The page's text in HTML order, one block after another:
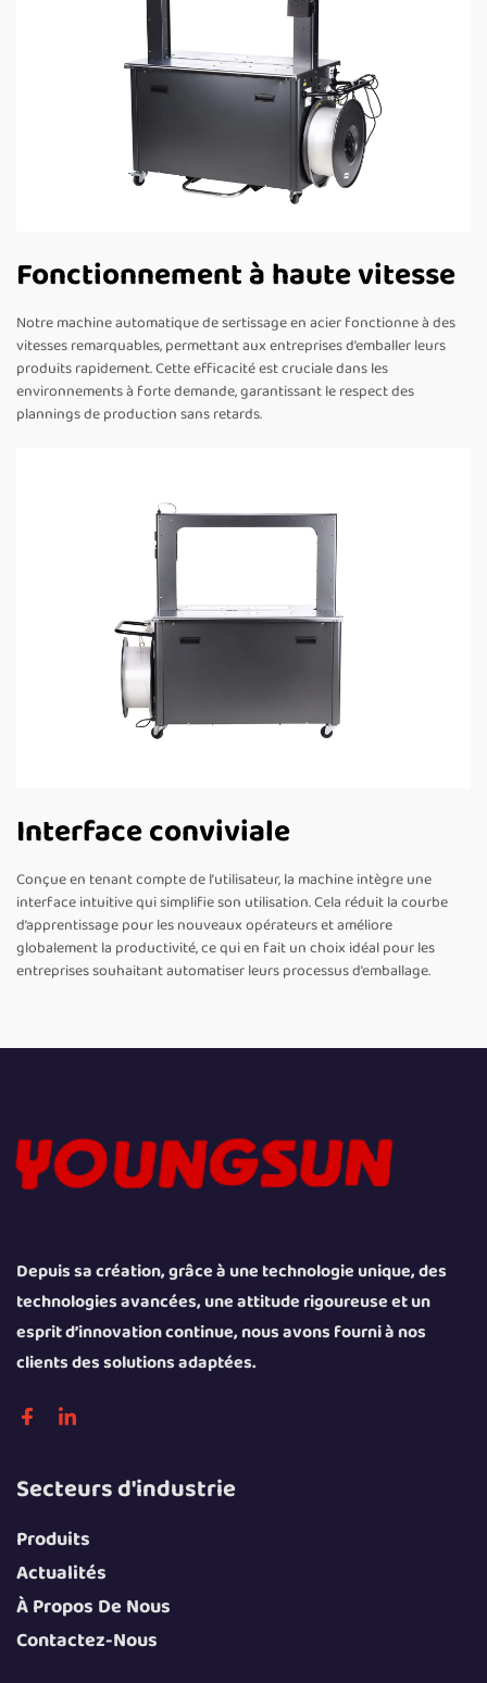
Fonctionnement à haute vitesse
Notre machine automatique de sertissage en acier fonctionne à des
vitesses remarquables, permettant aux entreprises d’emballer leurs
produits rapidement. Cette efficacité est cruciale dans les
environnements à forte demande, garantissant le respect des
plannings de production sans retards.
Interface conviviale
Conçue en tenant compte de l’utilisateur, la machine intègre une
interface intuitive qui simplifie son utilisation. Cela réduit la courbe
d’apprentissage pour les nouveaux opérateurs et améliore
globalement la productivité, ce qui en fait un choix idéal pour les
entreprises souhaitant automatiser leurs processus d’emballage.
Depuis sa création, grâce à une technologie unique, des
technologies avancées, une attitude rigoureuse et un
esprit d’innovation continue, nous avons fourni à nos
clients des solutions adaptées.
Secteurs d'industrie
Produits
Actualités
À Propos De Nous
Contactez-Nous